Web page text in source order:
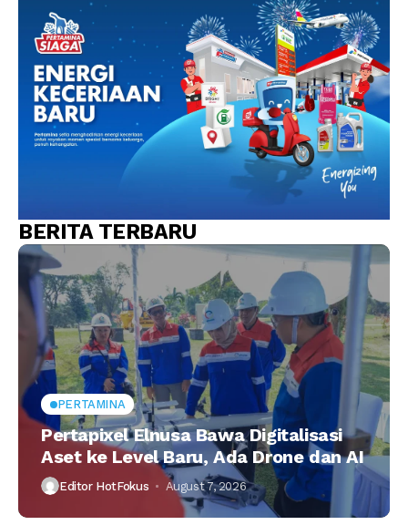
BERITA TERBARU
PERTAMINA
Pertapixel Elnusa Bawa Digitalisasi
Aset ke Level Baru, Ada Drone dan AI
Editor HotFokus August 7, 2026